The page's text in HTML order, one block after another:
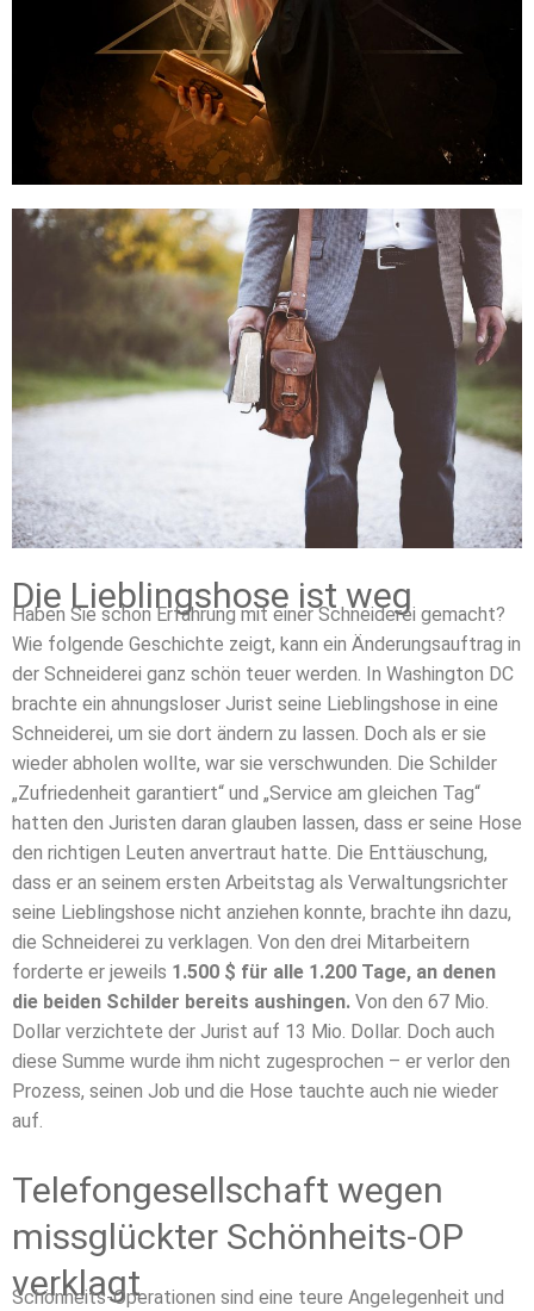
Die Lieblingshose ist weg
Haben Sie schon Erfahrung mit einer Schneiderei gemacht?
Wie folgende Geschichte zeigt, kann ein Änderungsauftrag in
der Schneiderei ganz schön teuer werden. In Washington DC
brachte ein ahnungsloser Jurist seine Lieblingshose in eine
Schneiderei, um sie dort ändern zu lassen. Doch als er sie
wieder abholen wollte, war sie verschwunden. Die Schilder
„Zufriedenheit garantiert“ und „Service am gleichen Tag“
hatten den Juristen daran glauben lassen, dass er seine Hose
den richtigen Leuten anvertraut hatte. Die Enttäuschung,
dass er an seinem ersten Arbeitstag als Verwaltungsrichter
seine Lieblingshose nicht anziehen konnte, brachte ihn dazu,
die Schneiderei zu verklagen. Von den drei Mitarbeitern
forderte er jeweils 1.500 $ für alle 1.200 Tage, an denen
die beiden Schilder bereits aushingen. Von den 67 Mio.
Dollar verzichtete der Jurist auf 13 Mio. Dollar. Doch auch
diese Summe wurde ihm nicht zugesprochen – er verlor den
Prozess, seinen Job und die Hose tauchte auch nie wieder
auf.
Telefongesellschaft wegen
missglückter Schönheits-OP
verklagt
Schönheits-Operationen sind eine teure Angelegenheit und